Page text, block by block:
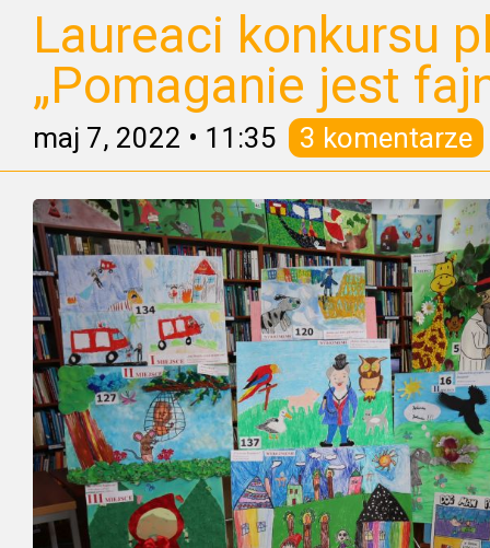
Laureaci konkursu
„Pomaganie jest
maj 7, 2022 • 11:35 3 komentarze